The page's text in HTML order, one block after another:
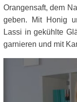
Orangensaft, dem
geben. Mit Honig
Lassi in gekühlte
garnieren und mit